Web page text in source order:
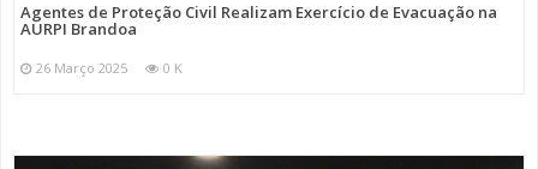
Agentes de Proteção Civil Realizam Exercício de Evacuação na
AURPI Brandoa
26 Março 2025 0 K